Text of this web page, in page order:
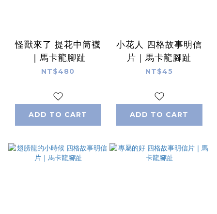
怪獸來了 提花中筒襪
｜馬卡龍腳趾
NT$480
ADD TO CART
小花人 四格故事明信
片｜馬卡龍腳趾
NT$45
ADD TO CART